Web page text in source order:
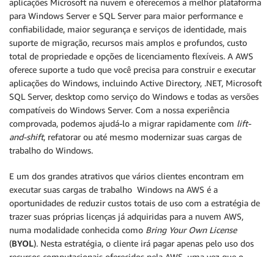
aplicações Microsoft na nuvem e oferecemos a melhor plataforma
para Windows Server e SQL Server para maior performance e
confiabilidade, maior segurança e serviços de identidade, mais
suporte de migração, recursos mais amplos e profundos, custo
total de propriedade e opções de licenciamento flexíveis. A AWS
oferece suporte a tudo que você precisa para construir e executar
aplicações do Windows, incluindo Active Directory, .NET, Microsoft
SQL Server, desktop como serviço do Windows e todas as versões
compatíveis do Windows Server. Com a nossa experiência
comprovada, podemos ajudá-lo a migrar rapidamente com lift-
and-shift, refatorar ou até mesmo modernizar suas cargas de
trabalho do Windows.
E um dos grandes atrativos que vários clientes encontram em
executar suas cargas de trabalho Windows na AWS é a
oportunidades de reduzir custos totais de uso com a estratégia de
trazer suas próprias licenças já adquiridas para a nuvem AWS,
numa modalidade conhecida como Bring Your Own License
(BYOL). Nesta estratégia, o cliente irá pagar apenas pelo uso dos